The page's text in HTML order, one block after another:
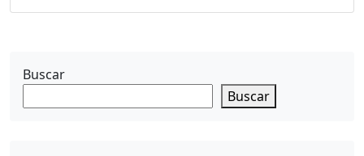
Buscar
Buscar